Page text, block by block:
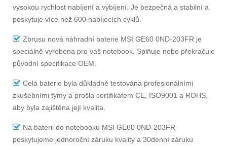
vysokou rychlost nabíjení a vybíjení. Je bezpečná a stabilní a
poskytuje více než 600 nabíjecích cyklů.
Zbrusu nová náhradní baterie MSI GE60 0ND-203FR je
speciálně vyrobena pro váš notebook. Splňuje nebo překračuje
původní specifikace OEM.
Celá baterie byla důkladně testována profesionálními
zkušebními týmy a prošla certifikátem CE, ISO9001 a ROHS,
aby byla zajištěna její kvalita.
Na baterii do notebooku MSI GE60 0ND-203FR
poskytujeme jednoroční záruku kvality a 30denní záruku